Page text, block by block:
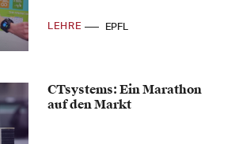
LEHRE EPFL
CTsystems: Ein Marathon
auf den Markt